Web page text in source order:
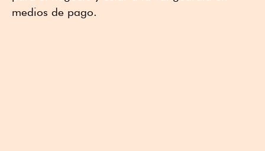
medios de pago.